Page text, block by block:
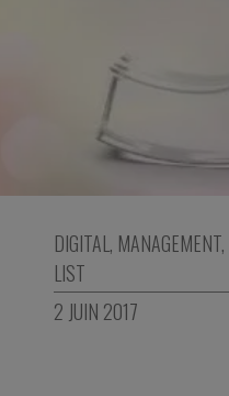
DIGITAL, MANAGEMENT,
LIST
2 JUIN 2017